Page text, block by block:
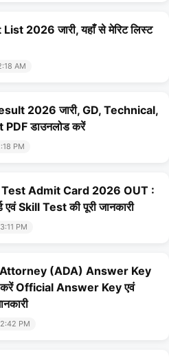
2026 जारी, यहाँ से मेरिट लिस्ट
AM
2026 जारी, GD, Technical,
डाउनलोड करें
PM
Test Admit Card 2026 OUT :
एवं Skill Test की पूरी जानकारी
PM
(ADA) Answer Key
करें Official Answer Key एवं
PM